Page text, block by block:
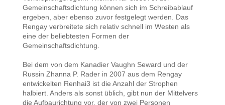
Gemeinschaftsdichtung können sich im Schreibablauf
ergeben, aber ebenso zuvor festgelegt werden. Das
Rengay verbreitete sich relativ schnell im Westen als
eine der beliebtesten Formen der
Gemeinschaftsdichtung.
Bei dem von dem Kanadier Vaughn Seward und der
Russin Zhanna P. Rader in 2007 aus dem Rengay
entwickelten Renhai3 ist die Anzahl der Strophen
halbiert. Anders als sonst üblich, gibt nun der Mittelvers
die Aufbaurichtung vor, der von zwei Personen